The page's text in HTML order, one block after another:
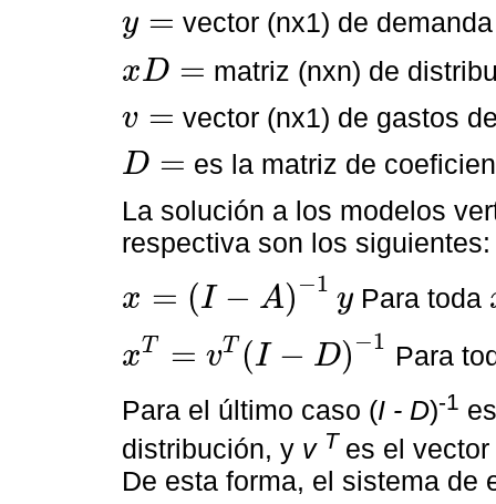
y =
y= vector (nx1) de
xD =
xD = matriz (nxn) de
v =
v= vector (nx1) de gastos
D =
D=
es la matriz de
La solución a los modelos
respectiva son los siguientes:
x = (I − A) −1 y
x=( A)-1 y Para toda x
xT = vT (I − D) −1
xT= I-D)-
Para
Para el último caso (I - D)-1
distribución, y v T es el
De esta forma, el sistema